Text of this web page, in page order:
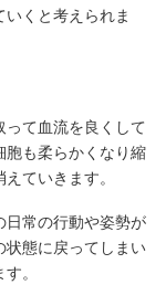
くと考えられま
って血流を良くして
胞も柔らかくなり縮
ていきます。
日常の行動や姿勢が
状態に戻ってしまい
。